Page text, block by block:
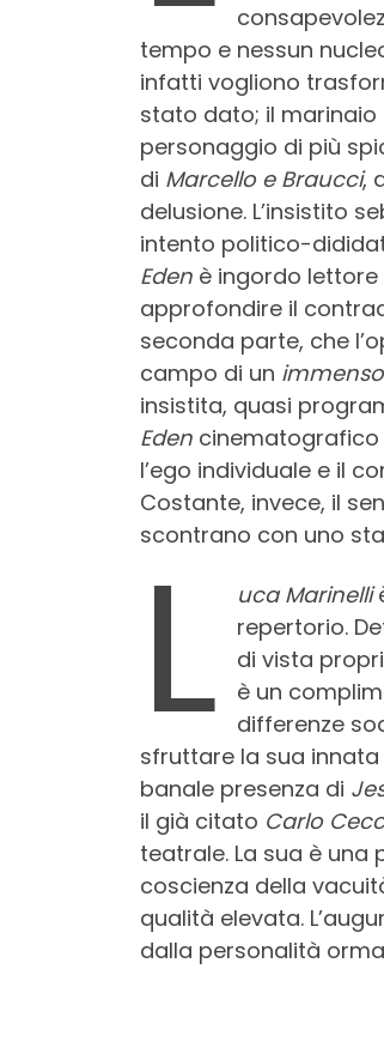
tempo e nessun
infatti vogliono
stato dato; il marinaio
personaggio di più
di Marcello e Braucci,
delusione. L’insistito
intento politico-
Eden è ingordo lettore
approfondire il
seconda parte, che
campo di un
insistita, quasi
Eden cinematografico
l’ego individuale e il
Costante, invece, il
scontrano con uno
L uca Marinelli
repertorio.
di vista
è un
differenze
sfruttare la sua
banale presenza di
il già citato Carlo
teatrale. La sua è
coscienza della
qualità elevata.
dalla personalità